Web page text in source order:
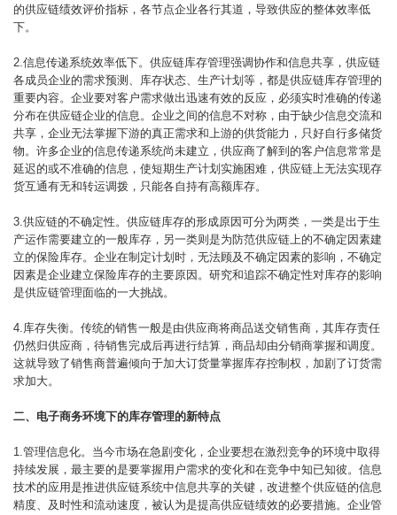
的供应链绩效评价指标，各节点企业各行其道，导致供应的整体效率低
下。
2.信息传递系统效率低下。供应链库存管理强调协作和信息共享，供应链
各成员企业的需求预测、库存状态、生产计划等，都是供应链库存管理的
重要内容。企业要对客户需求做出迅速有效的反应，必须实时准确的传递
分布在供应链企业的信息。企业之间的信息不对称，由于缺少信息交流和
共享，企业无法掌握下游的真正需求和上游的供货能力，只好自行多储货
物。许多企业的信息传递系统尚未建立，供应商了解到的客户信息常常是
延迟的或不准确的信息，使短期生产计划实施困难，供应链上无法实现存
货互通有无和转运调拨，只能各自持有高额库存。
3.供应链的不确定性。供应链库存的形成原因可分为两类，一类是出于生
产运作需要建立的一般库存，另一类则是为防范供应链上的不确定因素建
立的保险库存。企业在制定计划时，无法顾及不确定因素的影响，不确定
因素是企业建立保险库存的主要原因。研究和追踪不确定性对库存的影响
是供应链管理面临的一大挑战。
4.库存失衡。传统的销售一般是由供应商将商品送交销售商，其库存责任
仍然归供应商，待销售完成后再进行结算，商品却由分销商掌握和调度。
这就导致了销售商普遍倾向于加大订货量掌握库存控制权，加剧了订货需
求加大。
二、电子商务环境下的库存管理的新特点
1.管理信息化。当今市场在急剧变化，企业要想在激烈竞争的环境中取得
持续发展，最主要的是要掌握用户需求的变化和在竞争中知已知彼。信息
技术的应用是推进供应链系统中信息共享的关键，改进整个供应链的信息
精度、及时性和流动速度，被认为是提高供应链绩效的必要措施。企业管